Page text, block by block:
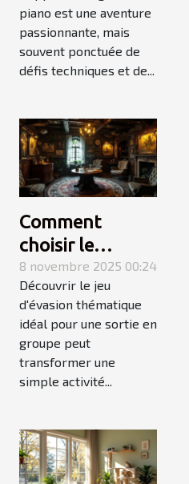
l'apprentissage
du piano ?
piano est une aventure
passionnante, mais
souvent ponctuée de
défis techniques et de...
Comment
choisir le
meilleur jeu
d'évasion
thématique
pour une sortie
en groupe ?
8 novembre 2025 00:24
Découvrir le jeu
d'évasion thématique
idéal pour une sortie en
groupe peut
transformer une
simple activité...